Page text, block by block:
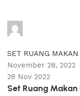
SET RUANG
November 28, 2022
28 Nov 2022
Set Ruang